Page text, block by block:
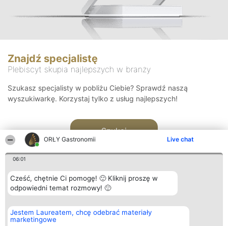
ORŁY Gastronomii Live chat
06:01
Cześć, chętnie Ci pomogę! 🙂 Kliknij proszę w
odpowiedni temat rozmowy! 🙂
Jestem Laureatem, chcę odebrać materiały
marketingowe
Znajdź specjalistę
Plebiscyt skupia najlepszych w branży
Szukasz specjalisty w pobliżu Ciebie? Sprawdź naszą
wyszukiwarkę. Korzystaj tylko z usług najlepszych!
Szukaj
Organizator plebiscytu
Bright Side Solutions sp. z o.
o. sp. k.
Plebiscyt
Laureaci
Kontakt
Kontakt